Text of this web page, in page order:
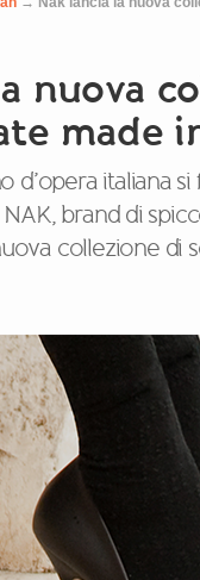
nuova
made
d’opera italiana
NAK, brand di
collezione di